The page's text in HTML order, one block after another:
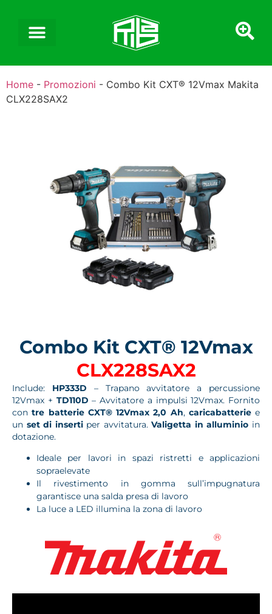
Home - Promozioni - Combo Kit CXT® 12Vmax Makita
CLX228SAX2
Combo Kit CXT® 12Vmax
CLX228SAX2
Include: HP333D – Trapano avvitatore a percussione
12Vmax + TD110D – Avvitatore a impulsi 12Vmax. Fornito
contre batterie CXT® 12Vmax 2,0 Ah, caricabatteriee
un set di insertiper avvitatura.Valigetta in alluminio in
dotazione.
Ideale per lavori in spazi ristretti e applicazioni
sopraelevate
Il rivestimento in gomma sull’impugnatura
garantisce una salda presa di lavoro
La luce a LED illumina la zona di lavoro